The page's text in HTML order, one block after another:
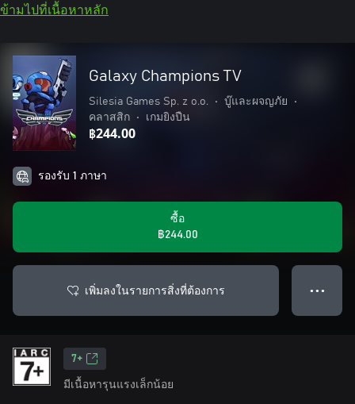
ข้ามไปที่เนื้อหาหลัก
Galaxy Champions TV
Silesia Games Sp. z o.o. • บู๊และผจญภัย
•
คลาสสิก
• เกมยิงปืน
฿244.00
รองรับ 1 ภาษา
ซื้อ
฿244.00
เพิ่มลงในรายการสิ่งที่ต้องการ ● ● ●
7+
มีเนื้อหารุนแรงเล็กน้อย